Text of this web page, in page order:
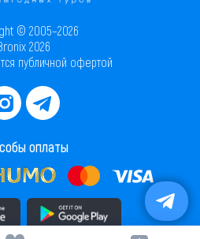
© 2005–2026
2026
публичной офертой
оплаты
приложение в AppStore Скачать приложение в PlayMarket